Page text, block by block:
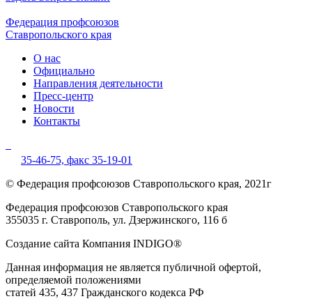
Федерация профсоюзов
Ставропольского края
О нас
Официально
Направления деятельности
Пресс-центр
Новости
Контакты
35-46-75, факс 35-19-01
© Федерация профсоюзов Ставропольского края, 2021г
Федерация профсоюзов Ставропольского края
355035 г. Ставрополь, ул. Дзержинского, 116 б
Создание сайта Компания INDIGO®
Данная информация не является публичной офертой,
определяемой положениями
статей 435, 437 Гражданского кодекса РФ